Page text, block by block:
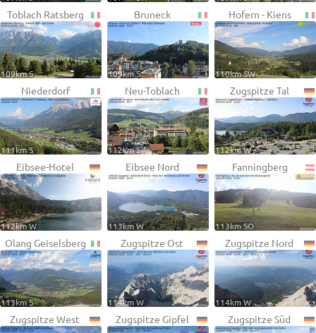
Toblach Ratsberg
109km S
Bruneck
109km S
Hofern - Kiens
110km SW
Niederdorf
111km S
Neu-Toblach
112km S
Zugspitze Tal
112km W
Eibsee-Hotel
112km W
Eibsee Nord
113km W
Fanningberg
113km SO
Olang Geiselsberg
113km S
Zugspitze Ost
114km W
Zugspitze Nord
114km W
Zugspitze West Zugspitze Gipfel Zugspitze Süd